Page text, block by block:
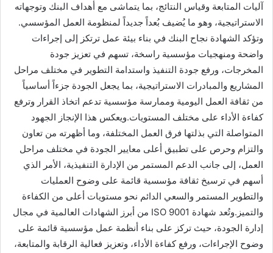
آليات المتابعة وقياس النتائج، بما يتماشى مع أهداف البنك وتوجهاته
الاستراتيجية، وهو ما يُضيف بُعداً جديداً لمنظومة العمل المؤسسي.
وتؤكد الشهادة نجاح البنك في بناء بيئة عمل ترتكز إلى إجراءات
واضحة ومنهجيات مؤسسية راسخة، تسهم في تعزيز جودة
المخرجات، ورفع جودة التنفيذ واستدامة التطوير في مختلف مراحل
المشاريع والمبادرات الاستراتيجية، بما يجعل الجودة جزءاً أساسياً
من ثقافة العمل اليومية وممارسة مؤسسية تدعم اتخاذ القرار وترفع
كفاءة الأداء على مختلف المستويات.ويعكس هذا الإنجاز الجهود
المتواصلة التي بذلتها فرق العمل المختلفة، وما أظهرته من تعاون
والتزام وحرص على تطبيق أعلى معايير الجودة في مختلف مراحل
العمل، إلى جانب الدعم المستمر من الإدارة التنفيذية، الأمر الذي
أسهم في ترسيخ ثقافة مؤسسية قائمة على وضوح العمليات
والتطوير المستمر والسعي الدائم نحو مستويات أعلى من الكفاءة
والتميز.وتُعد شهادة ISO 9001 من أبرز الشهادات العالمية في مجال
إدارة الجودة، حيث تركز على بناء أنظمة عمل مؤسسية قائمة على
وضوح الإجراءات، ورفع كفاءة الأداء، وتعزيز فعالية الرقابة والمتابعة،